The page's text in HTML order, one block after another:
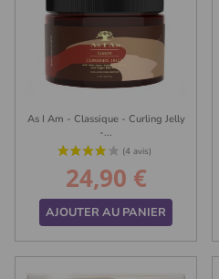
As I Am - Classique - Curling Jelly
-...
Prix
24,90 €
AJOUTER AU PANIER